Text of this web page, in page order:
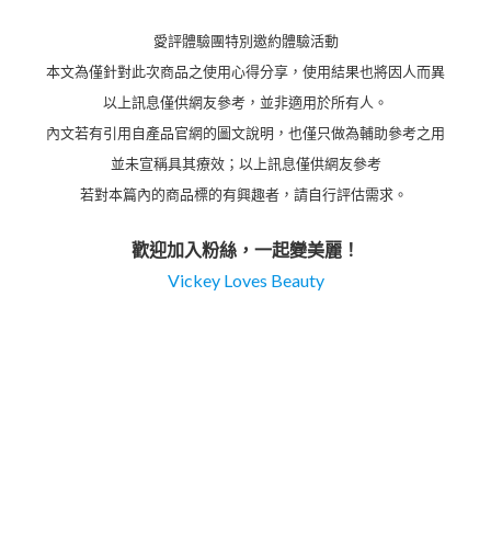
愛評體驗團特別邀約體驗活動
本文為僅針對此次商品之使用心得分享，使用結果也將因人而異
以上訊息僅供網友參考，並非適用於所有人。
內文若有引用自產品官網的圖文說明，也僅只做為輔助參考之用
並未宣稱具其療效；以上訊息僅供網友參考
若對本篇內的商品標的有興趣者，請自行評估需求。
歡迎加入粉絲，一起變美麗！
Vickey Loves Beauty